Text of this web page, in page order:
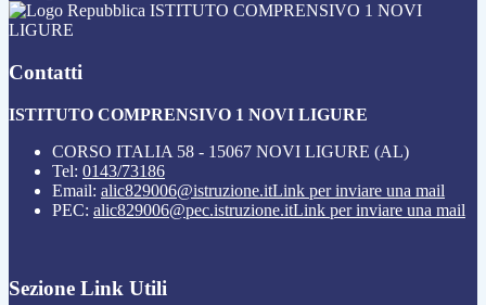
ISTITUTO COMPRENSIVO 1 NOVI
LIGURE
Contatti
ISTITUTO COMPRENSIVO 1 NOVI LIGURE
CORSO ITALIA 58 - 15067 NOVI LIGURE (AL)
Tel: 0143/73186
Email: alic829006@istruzione.itLink per inviare una mail
PEC: alic829006@pec.istruzione.itLink per inviare una mail
Sezione Link Utili